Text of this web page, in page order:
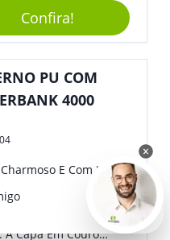
É Por Giro.
Para Diversas
Do Dia A Dia.
Confira!
PU COM
4000
E Com Lindo
Nosso Caderno É O
Para Ser
Com Sua
A Capa Em Couro